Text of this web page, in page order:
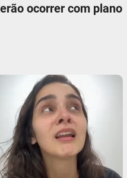
ocorrer com plano